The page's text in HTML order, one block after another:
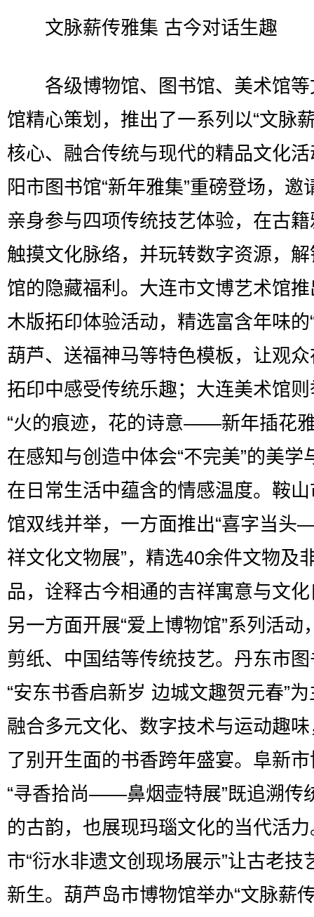
文脉薪传雅集 古今对话生趣
各级博物馆、图书馆、美术馆等
馆精心策划，推出了一系列以“文脉
核心、融合传统与现代的精品文化
阳市图书馆“新年雅集”重磅登场，邀
亲身参与四项传统技艺体验，在古
触摸文化脉络，并玩转数字资源，
馆的隐藏福利。大连市文博艺术馆
木版拓印体验活动，精选富含年味的
葫芦、送福神马等特色模板，让观
拓印中感受传统乐趣；大连美术馆
“火的痕迹，花的诗意——新年插花
在感知与创造中体会“不完美”的美学
在日常生活中蕴含的情感温度。鞍
馆双线并举，一方面推出“喜字当
祥文化文物展”，精选40余件文物及
品，诠释古今相通的吉祥寓意与文
另一方面开展“爱上博物馆”系列活动
剪纸、中国结等传统技艺。丹东市
“安东书香启新岁 边城文趣贺元春”
融合多元文化、数字技术与运动趣
了别开生面的书香跨年盛宴。阜新
“寻香拾尚——鼻烟壶特展”既追溯传
的古韵，也展现玛瑙文化的当代活
市“衍水非遗文创现场展示”让古老技
新生。葫芦岛市博物馆举办“文脉